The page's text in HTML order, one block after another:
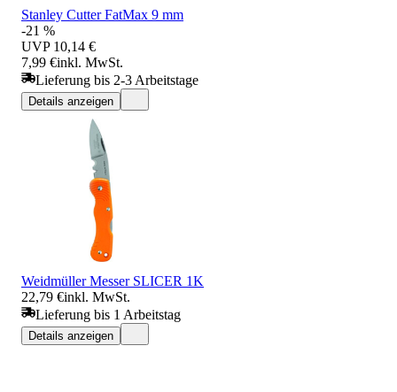
Stanley Cutter FatMax 9 mm
-21 %
UVP 10,14 €
7,99 €inkl. MwSt.
Lieferung bis 2-3 Arbeitstage
Details anzeigen
Weidmüller Messer SLICER 1K
22,79 €inkl. MwSt.
Lieferung bis 1 Arbeitstag
Details anzeigen